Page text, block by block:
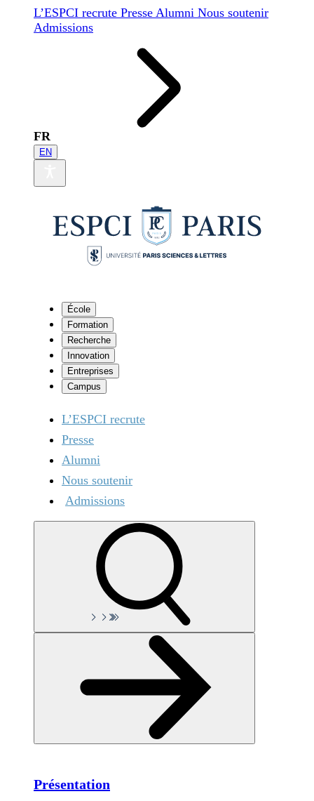
L’ESPCI recrute Presse Alumni Nous soutenir
Admissions
FR
EN
École
Formation
Recherche
Innovation
Entreprises
Campus
L’ESPCI recrute
Presse
Alumni
Nous soutenir
Admissions
Présentation